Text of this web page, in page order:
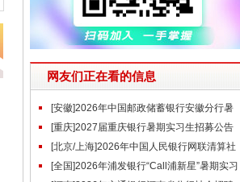
网友们正在看的信息
[安徽]2026年中国邮政储蓄银行安徽分行暑
期实习生招聘公告
[重庆]2027届重庆银行暑期实习生招募公告
[北京/上海]2026年中国人民银行网联清算社
会招聘公告（第二批）
[全国]2026年浦发银行“Call浦新星”暑期实习